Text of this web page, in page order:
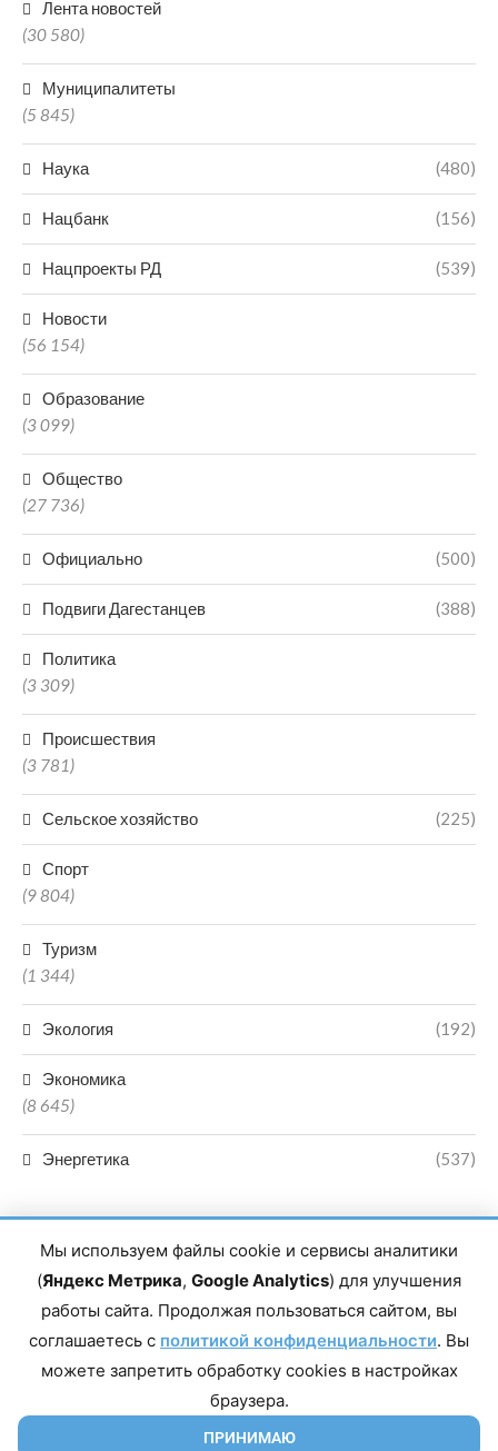
Лента новостей
(30 580)
Муниципалитеты
(5 845)
Наука (480)
Нацбанк (156)
Нацпроекты РД (539)
Новости
(56 154)
Образование
(3 099)
Общество
(27 736)
Официально (500)
Подвиги Дагестанцев (388)
Политика
(3 309)
Происшествия
(3 781)
Сельское хозяйство (225)
Спорт
(9 804)
Туризм
(1 344)
Экология (192)
Экономика
(8 645)
Энергетика (537)
Главный редактор сетевого издания Магомаев Тимур Нухович.
Контакты редакции: 8(988)-292-94-34 Почта: vestiskfo@gmail.com По
Республика Дагестан, г. Махачкала, пр-т Насрутдинова, д. 1а. Все
права защищены. Копирование и использование полных материалов
запрещено, частичное цитирование возможно только при условии
Мы используем файлы cookie и сервисы аналитики
(Яндекс Метрика, Google Analytics) для улучшения
работы сайта. Продолжая пользоваться сайтом, вы
соглашаетесь с политикой конфиденциальности. Вы
можете запретить обработку cookies в настройках
браузера.
ПРИНИМАЮ